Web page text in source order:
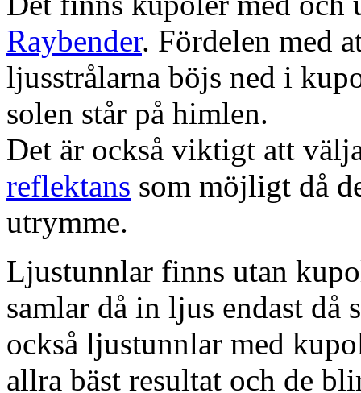
Raybender. Fördelen med
ljusstrålarna böjs ned i
solen står på himlen.
Det är också viktigt att
reflektans som möjligt då
utrymme.
Ljustunnlar finns utan
samlar då in ljus endast då
också ljustunnlar med
allra bäst resultat och de